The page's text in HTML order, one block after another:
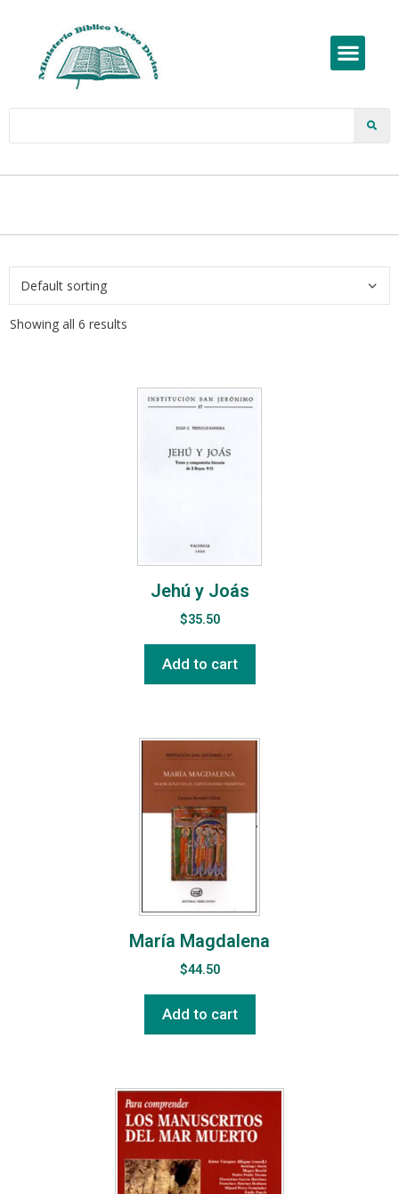
Showing all 6 results
Jehú y Joás
$35.50
Add to cart
María Magdalena
$44.50
Add to cart